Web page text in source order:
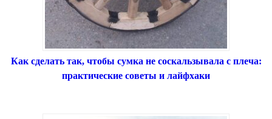
Как сделать так, чтобы сумка не соскальзывала с плеча:
практические советы и лайфхаки